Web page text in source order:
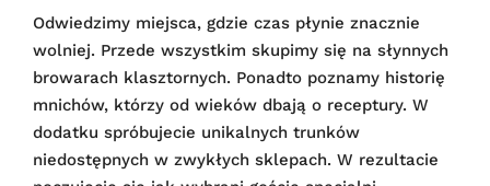
Odwiedzimy miejsca, gdzie czas płynie znacznie
wolniej. Przede wszystkim skupimy się na słynnych
browarach klasztornych. Ponadto poznamy historię
mnichów, którzy od wieków dbają o receptury. W
dodatku spróbujecie unikalnych trunków
niedostępnych w zwykłych sklepach. W rezultacie